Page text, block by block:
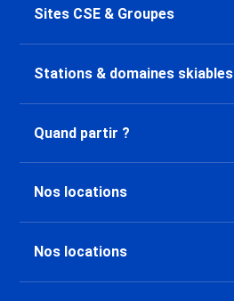
Sites CSE & Groupes
Stations & domaines skiables
Quand partir ?
Nos locations
Nos locations